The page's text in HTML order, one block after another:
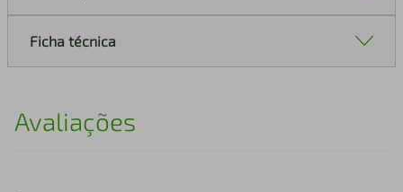
Ficha técnica
Avaliações